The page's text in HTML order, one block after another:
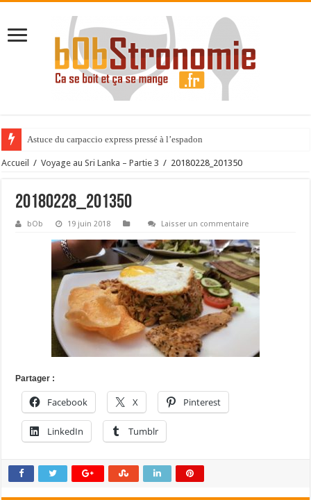
Astuce du carpaccio express pressé à l’espadon
Accueil / Voyage au Sri Lanka – Partie 3 / 20180228_201350
20180228_201350
bOb 19 juin 2018 Laisser un commentaire
Partager :
Facebook X Pinterest
LinkedIn Tumblr